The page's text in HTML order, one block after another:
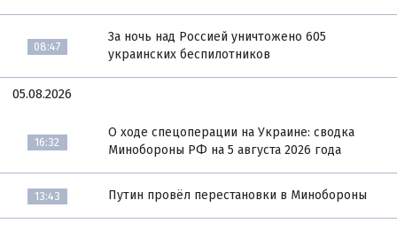
08:47
За ночь над Россией уничтожено 605
украинских беспилотников
05.08.2026
16:32
О ходе спецоперации на Украине: сводка
Минобороны РФ на 5 августа 2026 года
13:43 Путин провёл перестановки в Минобороны